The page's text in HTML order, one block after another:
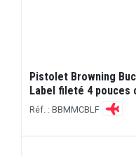
Pistolet Browning
Label fileté 4 pouces
Réf. : BBMMCBLF